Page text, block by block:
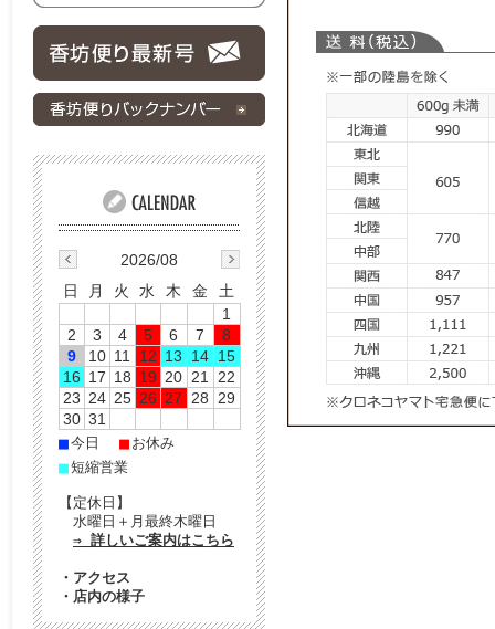
2026/08
日
月 火 水 木 金
土
1
2
3 4 5 6 7
8
9
10 11 12 13 14 15
16 17 18 19 20 21
22
23 24 25 26 27 28
29
30 31
■今日 ■ お休み
■短縮営業
【定休日】
水曜日＋月最終木曜日
⇒ 詳しいご案内はこちら
・ アクセス
・ 店内の様子